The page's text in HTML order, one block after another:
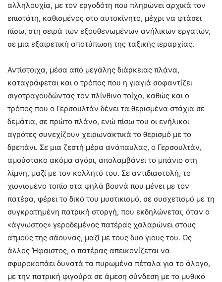
αλληλουχία, με τον εργοδότη που πληρώνει αρχικά τον
επιστάτη, καθισμένος στο αυτοκίνητο, μέχρι να φτάσει
πίσω, στη σειρά των εξουθενωμένων ανήλικων εργατών,
σε μια εξαιρετική αποτύπωση της ταξικής ιεραρχίας.
Αντίστοιχα, μέσα από μεγάλης διάρκειας πλάνα,
καταγράφεται και ο τρόπος που η γιαγιά σοφαντίζει
σιγοτραγουδώντας τον πλίνθινο τοίχο, καθώς και ο
τρόπος που ο Γερσουλτάν δένει τα θερισμένα στάχια σε
δεμάτια, σε πρώτο πλάνο, ενώ πίσω του οι ενήλικοι
αγρότες συνεχίζουν χειρωνακτικά το θερισμό με το
δρεπάνι. Σε μια ζεστή μέρα ανάπαυλας, ο Γερσουλτάν,
αμούστακο ακόμα αγόρι, απολαμβάνει το μπάνιο στη
λίμνη, μαζί με τον κολλητό του. Σε αντιδιαστολή, το
χιονισμένο τοπίο στα ψηλά βουνά που μένει με τον
πατέρα, φέρει το δικό του μυστικισμό, σε συσχετισμό με τη
συγκρατημένη πατρική στοργή, που εκδηλώνεται, όταν ο
«άγνωστος» γεροδεμένος πατέρας χαλαρώνει στους
ατμούς της σάουνας, μαζί με τους δυο γιους του. Ως
άλλος Ήφαιστος, ο πατέρας απεικονίζεται να
σφυροκοπάει δυνατά τα πυρωμένα πέταλα για το άλογο,
με την πατρική φιγούρα σε άμεση σύνδεση με το μυθικό